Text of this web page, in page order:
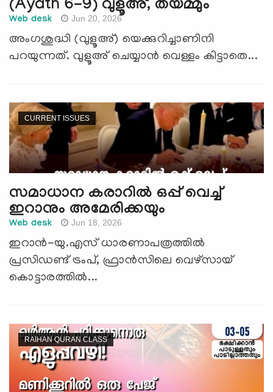
(Ayath 6-9) വുളൂഅ്, തയമ്മും
Web desk Jun 20, 2026
അംഗശുദ്ധി (വുളൂഅ്) യെക്കുറിച്ചാണിനി
പറയുന്നത്. വുളൂഅ് ചെയ്യാന്‍ വെള്ളം കിട്ടാതെ...
CURRENT ISSUES
സമാധാന കരാറില്‍ ഒപ്പ് വെച്ച്
ഇറാനും അമേരിക്കയും
Web desk Jun 18, 2026
ഇറാന്‍-യു.എസ് ധാരണാപത്രത്തില്‍
പ്രസിഡണ്ട് ട്രംപ്, ഫ്രാന്‍സിലെ വെഴ്സായ്
കൊട്ടാരത്തില്‍...
RAIHAN QURAN CLASS